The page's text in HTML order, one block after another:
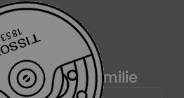
de Tissot familie